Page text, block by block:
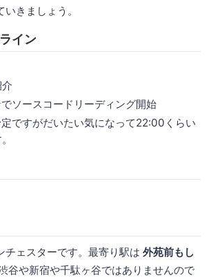
きましょう。
イン
ソースコードリーディング開始
ですがだいたい気になって22:00くらい
チェスターです。最寄り駅は 外苑前もし
谷や新宿や千駄ヶ谷ではありませんので